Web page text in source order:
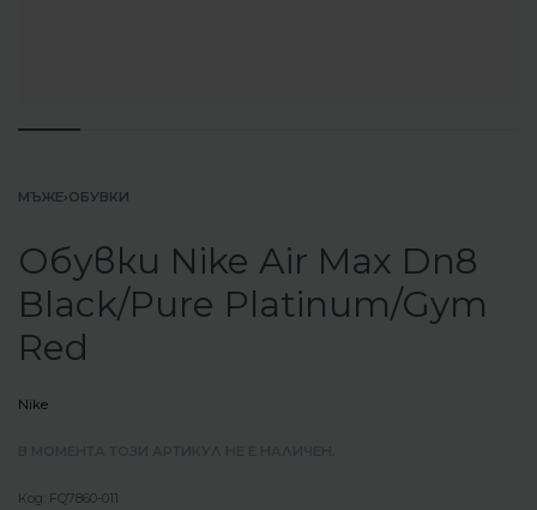
МЪЖЕ›ОБУВКИ
Обувки Nike Air Max Dn8
Black/Pure Platinum/Gym
Red
Nike
FQ7860-011